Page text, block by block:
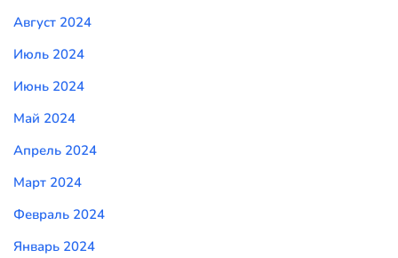
Август 2024
Июль 2024
Июнь 2024
Май 2024
Апрель 2024
Март 2024
Февраль 2024
Январь 2024